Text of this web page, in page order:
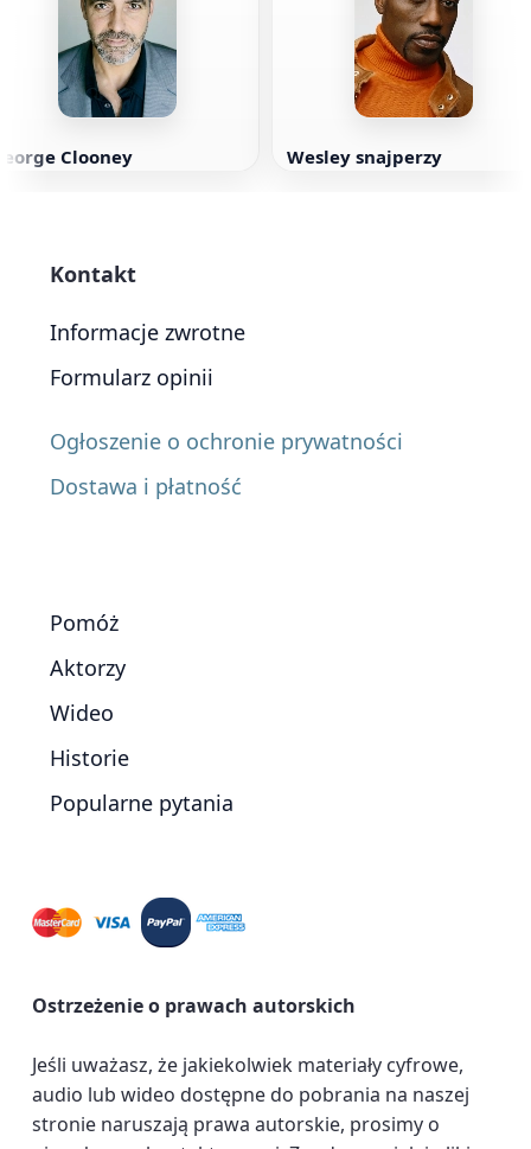
Clooney Wesley snajperzy
Kontakt
Informacje zwrotne
Formularz opinii
Ogłoszenie o ochronie prywatności
Dostawa i płatność
Pomóż
Aktorzy
Wideo
Historie
Popularne pytania
Ostrzeżenie o prawach autorskich
Jeśli uważasz, że jakiekolwiek materiały cyfrowe,
audio lub wideo dostępne do pobrania na naszej
stronie naruszają prawa autorskie, prosimy o